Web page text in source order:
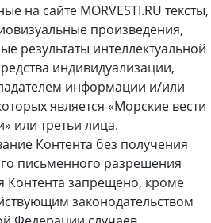
на сайте MORVESTI.RU тексты,
произведения,
результаты интеллектуальной
индивидуализации,
информации и/или
является «Морские вести
или третьи лица.
Контента без получения
письменного разрешения
Контента запрещено, кроме
законодательством